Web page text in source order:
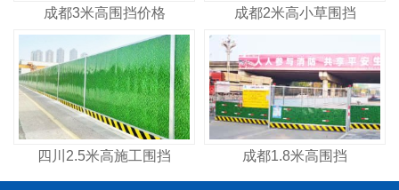
成都3米高围挡价格 成都2米高小草围挡
四川2.5米高施工围挡 成都1.8米高围挡